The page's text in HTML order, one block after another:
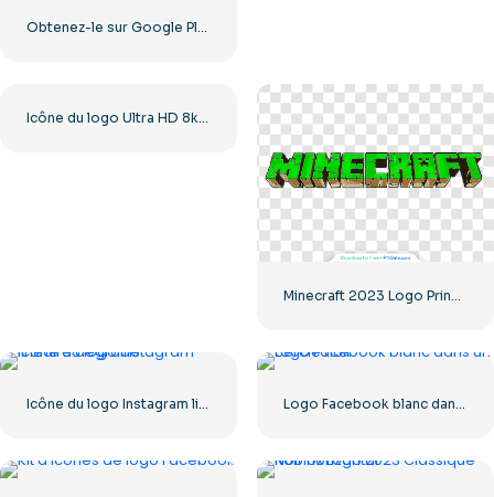
Obtenez-le sur Google Play Ensemble de boutons
Icône du logo Ultra HD 8k monochrome noir
Minecraft 2023 Logo Principal Vert
Icône du logo Instagram linéaire dégradé Logo Facebook blanc dans un cercle noir